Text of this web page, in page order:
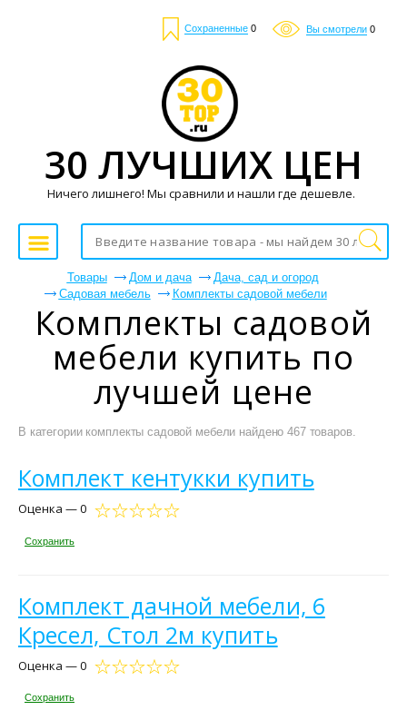
Сохраненные 0 Вы смотрели 0
Товары Дом и дача
Дача, сад и огород
Садовая мебель
Комплекты садовой мебели
Комплекты садовой
мебели купить по
лучшей цене
В категории комплекты садовой мебели найдено 467 товаров.
Комплект кентукки купить
Оценка — 0
Сохранить
Комплект дачной мебели, 6
Кресел, Стол 2м купить
Оценка — 0
Сохранить
30 ЛУЧШИХ ЦЕН
Ничего лишнего! Мы сравнили и нашли где дешевле.